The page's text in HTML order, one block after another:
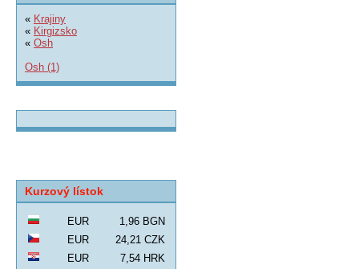
« Krajiny
« Kirgizsko
« Osh
Osh (1)
Kurzový lístok
EUR
1,96 BGN
EUR
24,21 CZK
EUR
7,54 HRK